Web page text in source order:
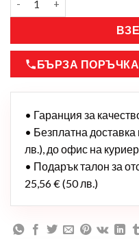
БЪРЗА ПОРЪЧКА
• Гаранция за
• Безплатна
лв.), до офис на
• Подарък талон за
25,56 € (50 лв.)